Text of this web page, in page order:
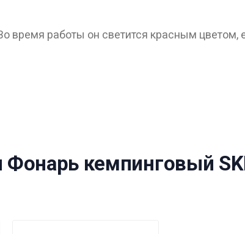
время работы он светится красным
кемпинговый
продаются лицам, достигшим 18